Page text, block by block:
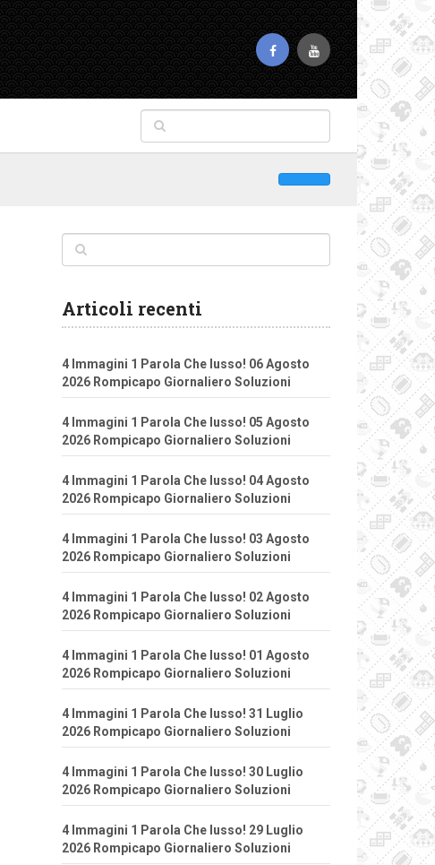
Articoli recenti
4 Immagini 1 Parola Che lusso! 06 Agosto
2026 Rompicapo Giornaliero Soluzioni
4 Immagini 1 Parola Che lusso! 05 Agosto
2026 Rompicapo Giornaliero Soluzioni
4 Immagini 1 Parola Che lusso! 04 Agosto
2026 Rompicapo Giornaliero Soluzioni
4 Immagini 1 Parola Che lusso! 03 Agosto
2026 Rompicapo Giornaliero Soluzioni
4 Immagini 1 Parola Che lusso! 02 Agosto
2026 Rompicapo Giornaliero Soluzioni
4 Immagini 1 Parola Che lusso! 01 Agosto
2026 Rompicapo Giornaliero Soluzioni
4 Immagini 1 Parola Che lusso! 31 Luglio
2026 Rompicapo Giornaliero Soluzioni
4 Immagini 1 Parola Che lusso! 30 Luglio
2026 Rompicapo Giornaliero Soluzioni
4 Immagini 1 Parola Che lusso! 29 Luglio
2026 Rompicapo Giornaliero Soluzioni